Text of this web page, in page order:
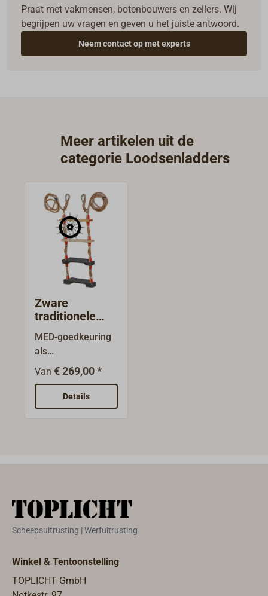
Praat met vakmensen, botenbouwers en zeilers. Wij
begrijpen uw vragen en geven u het juiste antwoord.
Neem contact op met experts
Meer artikelen uit de
categorie Loodsenladders
Zware
traditionele
scheepsladder
MED-goedkeuring
als
inschepingsladder.
Onze bootladder
voor zwaar gebruik
- geproduceerd
de onderste twee
gemaakt van
voorkomt dat de
ladder gaat drijven.
Van€ 269,00 *
Details
Scheepsuitrusting | Werfuitrusting
Winkel & Tentoonstelling
TOPLICHT GmbH